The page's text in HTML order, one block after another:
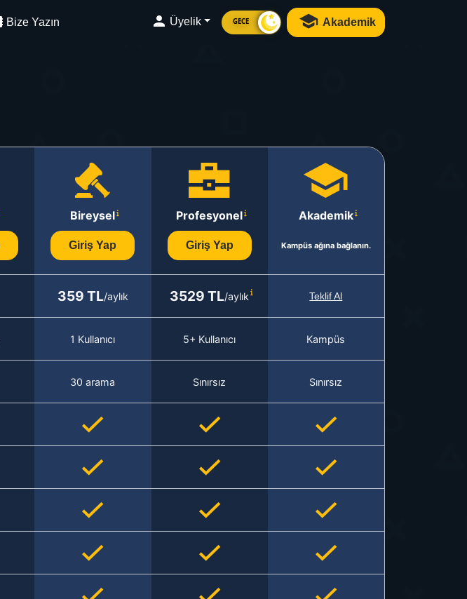
Bize Yazın Üyelik GECE Akademik
Bireysel
Giriş Yap
Profesyonel
Giriş Yap
Akademik
Kampüs ağına bağlanın.
359 TL/aylık 3529 TL/aylık Teklif Al
1 Kullanıcı 5+ Kullanıcı Kampüs
30 arama Sınırsız Sınırsız